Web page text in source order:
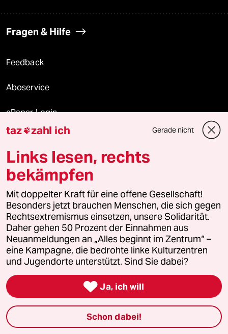
Fragen & Hilfe
Feedback
Aboservice
ePaper Login
Downloads für Abonnierende
© 2026 taz Verlags und Vertriebs GmbH
Alle Rechte vorbehalten. Bei rechtlichen Fragen oder für Genehmigungen
wenden Sie sich bitte an
lizenzen@taz.de
Feedback Redaktionsstatut Kommune-Richtlinien
Leitlinie Informant Datenschutz Impressum AGB
Seitenwende Einwilligungen widerrufen (Ads)
taz zahl ich Gerade nicht
Links lesen, rechts
bekämpfen
Mit doppelter Kraft für eine offene Gesellschaft!
Besonders jetzt brauchen Menschen, die sich gegen
Rechtsextremismus einsetzen, unsere Solidarität.
Daher gehen 50 Prozent der Einnahmen aus
Neuanmeldungen an „Alles beginnt im Zentrum“ –
eine Kampagne, die bedrohte linke Kulturzentren
und Jugendorte unterstützt. Sind Sie dabei?
 Ja, ich will
Schon dabei!